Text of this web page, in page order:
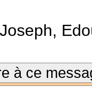
à ce